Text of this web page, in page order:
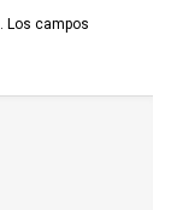
Los campos